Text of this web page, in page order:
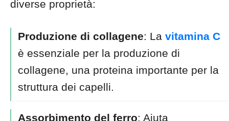
diverse proprietà:
Produzione di collagene: La vitamina C
è essenziale per la produzione di
collagene, una proteina importante per la
struttura dei capelli.
Assorbimento del ferro: Aiuta